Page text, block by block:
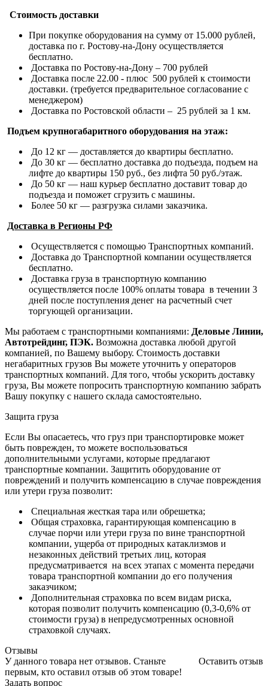
Стоимость доставки
При покупке оборудования на сумму от 15.000 рублей,
доставка по г. Ростову-на-Дону осуществляется
бесплатно.
Доставка по Ростову-на-Дону – 700 рублей
Доставка после 22.00 - плюс 500 рублей к стоимости
доставки. (требуется предварительное согласование с
менеджером)
Доставка по Ростовской области – 25 рублей за 1 км.
Подъем крупногабаритного оборудования на этаж:
До 12 кг — доставляется до квартиры бесплатно.
До 30 кг — бесплатно доставка до подъезда, подъем на
лифте до квартиры 150 руб., без лифта 50 руб./этаж.
До 50 кг — наш курьер бесплатно доставит товар до
подъезда и поможет сгрузить с машины.
Более 50 кг — разгрузка силами заказчика.
Доставка в Регионы РФ
Осуществляется с помощью Транспортных компаний.
Доставка до Транспортной компании осуществляется
бесплатно.
Доставка груза в транспортную компанию
осуществляется после 100% оплаты товара в течении 3
дней после поступления денег на расчетный счет
торгующей организации.
Мы работаем с транспортными компаниями: Деловые Линии,
Автотрейдинг, ПЭК. Возможна доставка любой другой
компанией, по Вашему выбору. Стоимость доставки
негабаритных грузов Вы можете уточнить у операторов
транспортных компаний. Для того, чтобы ускорить доставку
груза, Вы можете попросить транспортную компанию забрать
Вашу покупку с нашего склада самостоятельно.
Защита груза
Если Вы опасаетесь, что груз при транспортировке может
быть поврежден, то можете воспользоваться
дополнительными услугами, которые предлагают
транспортные компании. Защитить оборудование от
повреждений и получить компенсацию в случае повреждения
или утери груза позволит:
Специальная жесткая тара или обрешетка;
Общая страховка, гарантирующая компенсацию в
случае порчи или утери груза по вине транспортной
компании, ущерба от природных катаклизмов и
незаконных действий третьих лиц, которая
предусматривается на всех этапах с момента передачи
товара транспортной компании до его получения
заказчиком;
Дополнительная страховка по всем видам риска,
которая позволит получить компенсацию (0,3-0,6% от
стоимости груза) в непредусмотренных основной
страховкой случаях.
Отзывы
Оставить отзыв
У данного товара нет отзывов. Станьте
первым, кто оставил отзыв об этом товаре!
Задать вопрос